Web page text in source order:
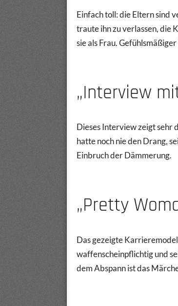
Einfach toll: die Eltern sind
traute ihn zu verlassen, die
sie als Frau.
„Interview
Dieses Interview zeigt sehr
hatte noch nie den Drang,
Einbruch der Dämmerung.
„Pretty
Das gezeigte
waffenscheinpflichtig und
dem Abspann ist das